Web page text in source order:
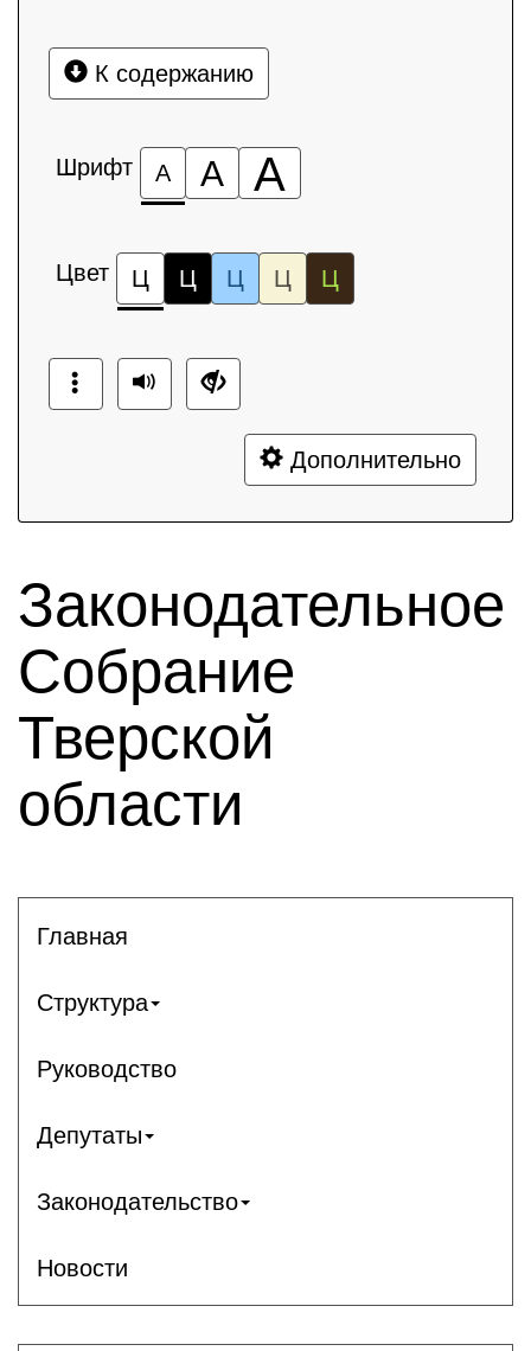
К содержанию
Шрифт А А А
Цвет Ц Ц Ц Ц Ц
Дополнительно
Законодательное
Собрание
Тверской
области
Главная
Структура
Руководство
Депутаты
Законодательство
Новости